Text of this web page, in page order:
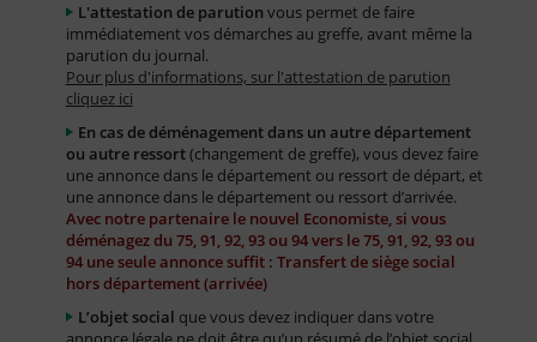
L'attestation de parution vous permet de faire
immédiatement vos démarches au greffe, avant même la
parution du journal.
Pour plus d'informations, sur l'attestation de parution
cliquez ici
En cas de déménagement dans un autre département
ou autre ressort(changement de greffe), vous devez faire
une annonce dans le département ou ressort de départ, et
une annonce dans le département ou ressort d’arrivée.
Avec notre partenaire le nouvel Economiste, si vous
déménagez du 75, 91, 92, 93 ou 94 vers le 75, 91, 92, 93 ou
94 une seule annonce suffit : Transfert de siège social
hors département (arrivée)
L’objet social que vous devez indiquer dans votre